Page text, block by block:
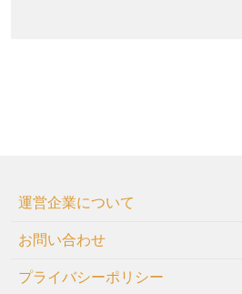
運営企業について
お問い合わせ
プライバシーポリシー